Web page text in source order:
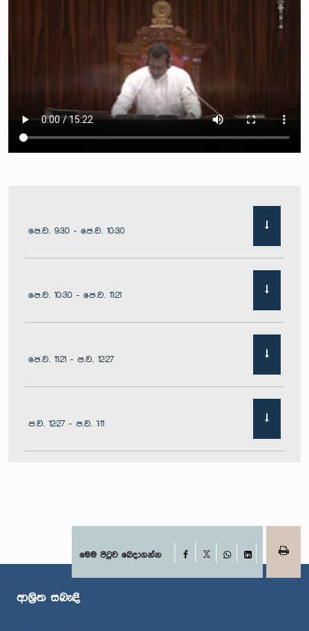
පෙ.ව. 9:30 - පෙ.ව. 10:30
පෙ.ව. 10:30 - පෙ.ව. 11:21
පෙ.ව. 11:21 - ප.ව. 12:27
ප.ව. 12:27 - ප.ව. 1:11
ප.ව. 1:22 - ප.ව. 1:29මෙම පිටුව බෙදාගන්න Facebook
WhatsApp
LinkedIn
ආශ්‍රිත සබැඳි